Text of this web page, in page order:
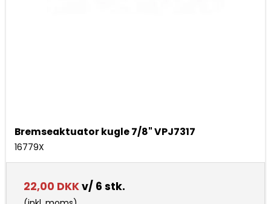
Bremseaktuator kugle 7/8" VPJ7317
16779X
22,00 DKKv/ 6 stk.